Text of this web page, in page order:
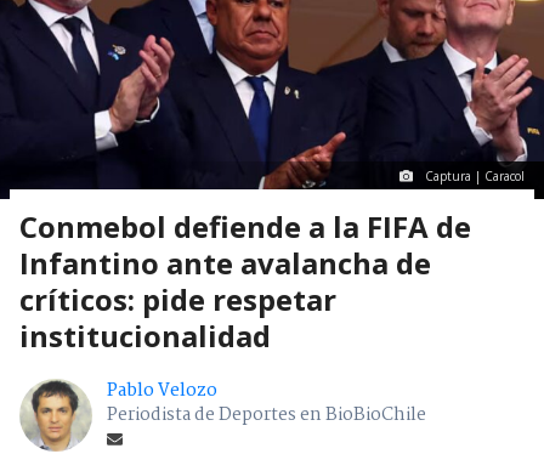
Captura | Caracol
Conmebol defiende a la FIFA de
Infantino ante avalancha de
críticos: pide respetar
institucionalidad
Pablo Velozo
Periodista de Deportes en BioBioChile